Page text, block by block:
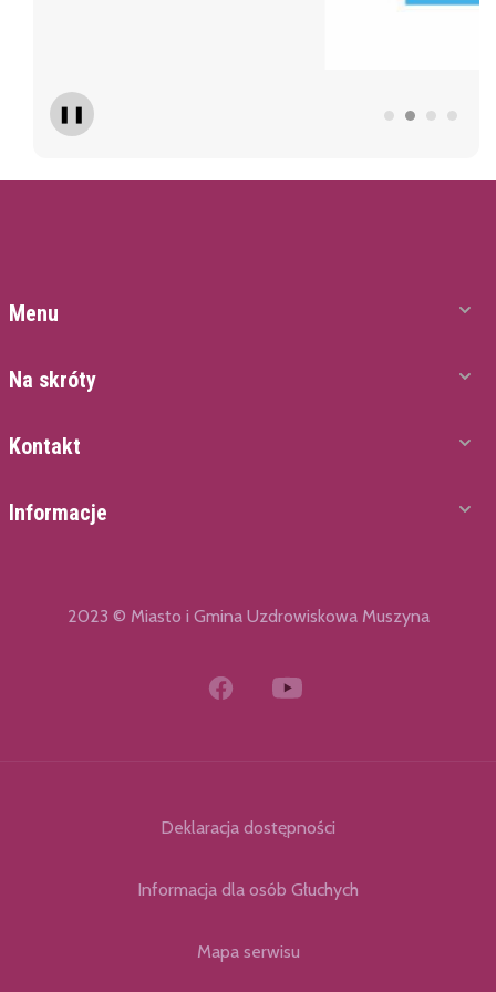
❚❚
Menu
Na skróty
Kontakt
Informacje
2023 © Miasto i Gmina Uzdrowiskowa Muszyna
Deklaracja dostępności
Informacja dla osób Głuchych
Mapa serwisu